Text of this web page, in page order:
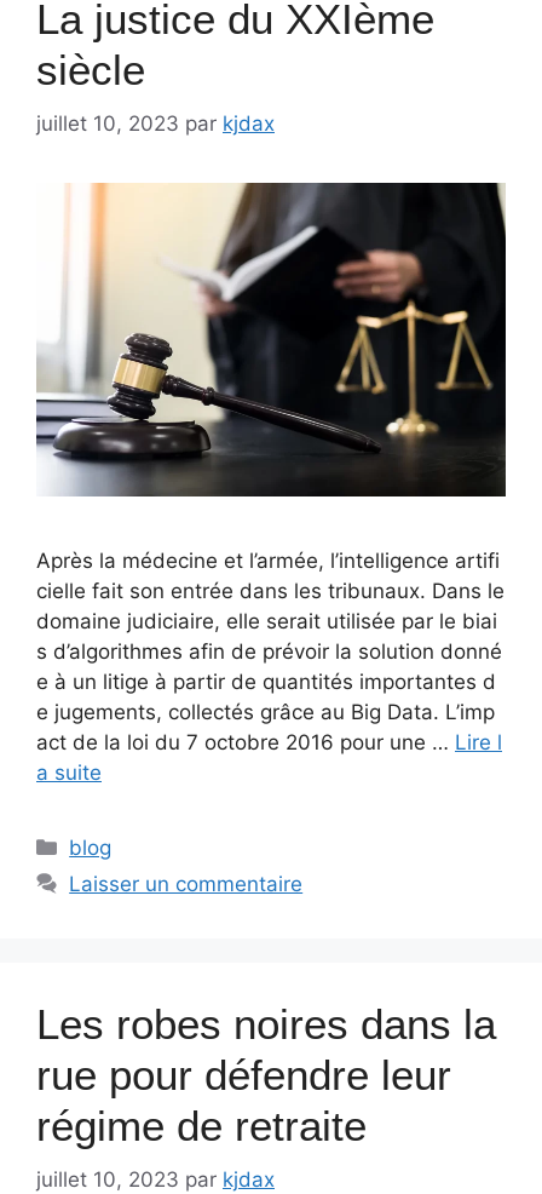
La justice du XXIème
siècle
juillet 10, 2023 par kjdax
Après la médecine et l’armée, l’intelligence artifi
cielle fait son entrée dans les tribunaux. Dans le
domaine judiciaire, elle serait utilisée par le biai
s d’algorithmes afin de prévoir la solution donné
e à un litige à partir de quantités importantes d
e jugements, collectés grâce au Big Data. L’imp
act de la loi du 7 octobre 2016 pour une … Lire l
a suite
blog
Laisser un commentaire
Les robes noires dans la
rue pour défendre leur
régime de retraite
juillet 10, 2023 par kjdax